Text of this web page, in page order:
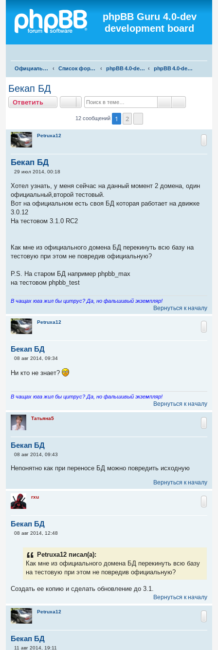
phpBB Guru 4.0-dev
development board
Официальная русская поддержка phpBB3 Список форумов phpBB 4.0-dev test phpBB 4.0-dev development (dev, alpha, beta, RC)
Бекап БД
Ответить Поиск
12 сообщений 1 2 След.
Petruxa12
Бекап БД
С
о
б
щ
е
н
и
е
29 июл 2014, 00:18
Хотел узнать, у меня сейчас на данный момент 2 домена, один
официальный,второй тестовый.
Вот на официальном есть своя БД которая работает на движке
3.0.12
На тестовом 3.1.0 RC2
Как мне из официального домена БД перекинуть всю базу на
тестовую при этом не повредив официальную?
P.S. На старом БД например phpbb_max
на тестовом phpbb_test
В чащах юга жил бы цитрус? Да, но фальшивый экземпляр!
Вернуться к началу
Petruxa12
Бекап БД
С
о
б
н
и
08 авг 2014, 09:34
Ни кто не знает?
В чащах юга жил бы цитрус? Да, но фальшивый экземпляр!
Вернуться к началу
Татьяна5
Бекап БД
С
о
б
н
е
08 авг 2014, 09:43
Непонятно как при переносе БД можно повредить исходную
Вернуться к началу
rxu
Бекап БД
С
08 авг 2014, 12:48
Petruxa12 писал(а):
Как мне из официального домена БД перекинуть всю базу
на тестовую при этом не повредив официальную?
Создать ее копию и сделать обновление до 3.1.
Вернуться к началу
Petruxa12
Бекап БД
С
11 авг 2014, 19:11